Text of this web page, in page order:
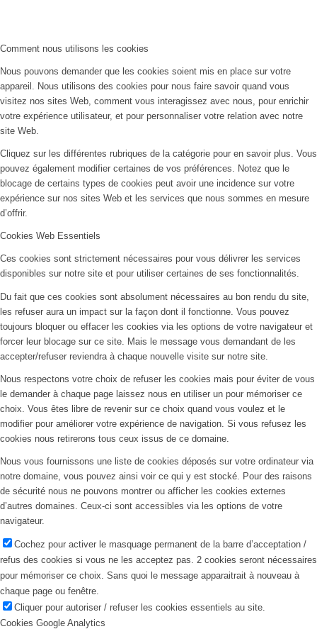
Comment nous utilisons les cookies
Nous pouvons demander que les cookies soient mis en place sur votre
appareil. Nous utilisons des cookies pour nous faire savoir quand vous
visitez nos sites Web, comment vous interagissez avec nous, pour enrichir
votre expérience utilisateur, et pour personnaliser votre relation avec notre
site Web.
Cliquez sur les différentes rubriques de la catégorie pour en savoir plus. Vous
pouvez également modifier certaines de vos préférences. Notez que le
blocage de certains types de cookies peut avoir une incidence sur votre
expérience sur nos sites Web et les services que nous sommes en mesure
d’offrir.
Cookies Web Essentiels
Ces cookies sont strictement nécessaires pour vous délivrer les services
disponibles sur notre site et pour utiliser certaines de ses fonctionnalités.
Du fait que ces cookies sont absolument nécessaires au bon rendu du site,
les refuser aura un impact sur la façon dont il fonctionne. Vous pouvez
toujours bloquer ou effacer les cookies via les options de votre navigateur et
forcer leur blocage sur ce site. Mais le message vous demandant de les
accepter/refuser reviendra à chaque nouvelle visite sur notre site.
Nous respectons votre choix de refuser les cookies mais pour éviter de vous
le demander à chaque page laissez nous en utiliser un pour mémoriser ce
choix. Vous êtes libre de revenir sur ce choix quand vous voulez et le
modifier pour améliorer votre expérience de navigation. Si vous refusez les
cookies nous retirerons tous ceux issus de ce domaine.
Nous vous fournissons une liste de cookies déposés sur votre ordinateur via
notre domaine, vous pouvez ainsi voir ce qui y est stocké. Pour des raisons
de sécurité nous ne pouvons montrer ou afficher les cookies externes
d’autres domaines. Ceux-ci sont accessibles via les options de votre
navigateur.
Cochez pour activer le masquage permanent de la barre d’acceptation /
refus des cookies si vous ne les acceptez pas. 2 cookies seront nécessaires
pour mémoriser ce choix. Sans quoi le message apparaitrait à nouveau à
chaque page ou fenêtre.
Cliquer pour autoriser / refuser les cookies essentiels au site.
Cookies Google Analytics